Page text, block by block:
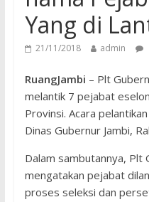
Yang di
21/11/2018 admin
RuangJambi – Plt
melantik 7 pejabat
Provinsi. Acara
Dinas Gubernur Jambi,
Dalam sambutannya, Plt
mengatakan pejabat
proses seleksi dan